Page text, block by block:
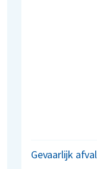
Gevaarlijk afval